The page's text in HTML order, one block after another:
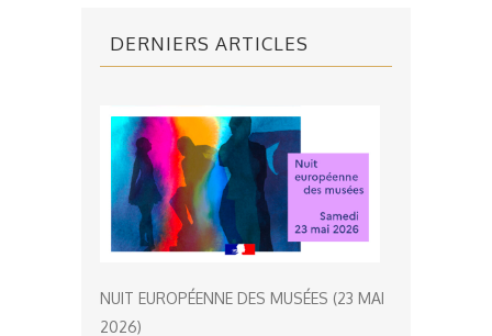
DERNIERS ARTICLES
NUIT EUROPÉENNE DES MUSÉES (23 MAI
2026)